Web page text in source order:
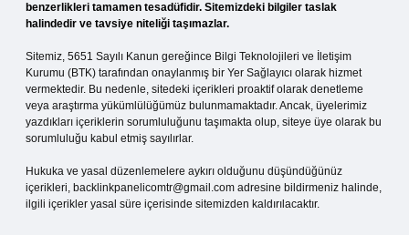
benzerlikleri tamamen tesadüfidir. Sitemizdeki bilgiler taslak
halindedir ve tavsiye niteliği taşımazlar.
Sitemiz, 5651 Sayılı Kanun gereğince Bilgi Teknolojileri ve İletişim
Kurumu (BTK) tarafından onaylanmış bir Yer Sağlayıcı olarak hizmet
vermektedir. Bu nedenle, sitedeki içerikleri proaktif olarak denetleme
veya araştırma yükümlülüğümüz bulunmamaktadır. Ancak, üyelerimiz
yazdıkları içeriklerin sorumluluğunu taşımakta olup, siteye üye olarak bu
sorumluluğu kabul etmiş sayılırlar.
Hukuka ve yasal düzenlemelere aykırı olduğunu düşündüğünüz
içerikleri, backlinkpanelicomtr@gmail.com adresine bildirmeniz halinde,
ilgili içerikler yasal süre içerisinde sitemizden kaldırılacaktır.